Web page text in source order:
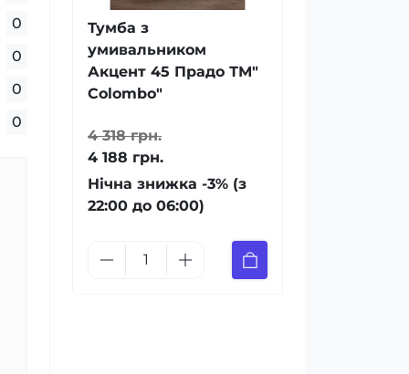
0
0
0
0
Тумба з
умивальником
Акцент 45 Прадо ТМ"
Colombo"
4 318 грн.
4 188 грн.
Нічна знижка -3% (з
22:00 до 06:00)